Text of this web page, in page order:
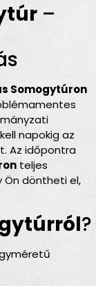
–
Somogytúron
napokig az
Az időpontra
teljes
Ön döntheti el,
?